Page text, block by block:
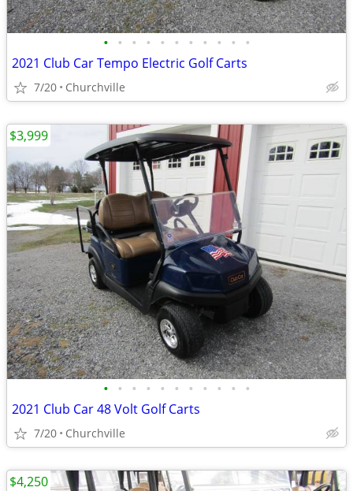
• • • • • • • • • • •
2021 Club Car Tempo Electric Golf Carts
7/20 Churchville
• • • • • • • • • • •
2021 Club Car 48 Volt Golf Carts
7/20 Churchville
$3,999
$4,250